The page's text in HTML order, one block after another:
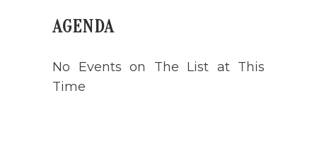
AGENDA
No Events on The List at This
Time